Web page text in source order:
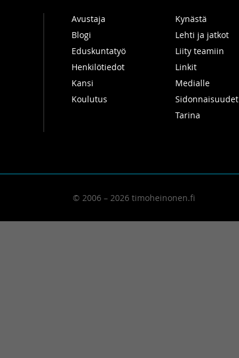
Avustaja
Blogi
Eduskuntatyö
Henkilötiedot
Kansi
Koulutus
Kynästä
Lehti ja jatkot
Liity teamiin
Linkit
Medialle
Sidonnaisuudet
Tarina
© 2006 – 2026 timoheinonen.fi